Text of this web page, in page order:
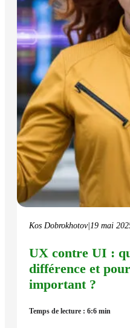
Kos Dobrokhotov| 19 mai
UX contre UI :
différence et
important ?
Temps de lecture : 6:6 min